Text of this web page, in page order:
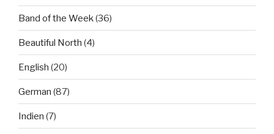
Band of the Week (36)
Beautiful North (4)
English (20)
German (87)
Indien (7)